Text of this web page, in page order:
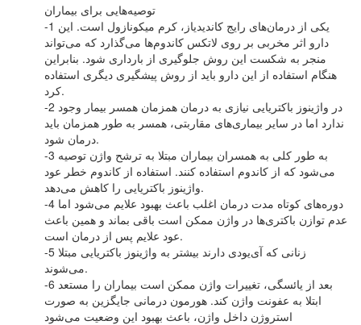
توصیه‌هایی برای بیماران
-1 یکی از درمان‌های رایج کاندیدیاز، کرم میکونازول است. این
دارو اثر مخربی بر روی لاتکس کاندوم‌ها می‌گذارد که می‌تواند
منجر به شکست این روش جلوگیری از بارداری شود. بنابراین
هنگام استفاده از این دارو باید از روش پیشگیری دیگری استفاده
کرد.
-2 در واژینوز باکتریایی نیازی به درمان همزمان همسر بیمار وجود
ندارد اما در سایر بیماری‌های مقاربتی، همسر به طور همزمان باید
درمان شود.
-3 به طور کلی به همسران بیماران مبتلا به ترشح واژن توصیه
می‌شود که از کاندوم استفاده کنند. استفاده از کاندوم خطر عود
واژینوز باکتریایی را کاهش می‌دهد.
-4 دوره‌های کوتاه مدت درمان اغلب باعث بهبود علایم می‌شود اما
عدم توازن باکتری‌ها در واژن ممکن است باقی بماند و همین باعث
عود علایم پس از درمان است.
-5 زنانی که آی‌یودی دارند بیشتر به واژینوز باکتریایی مبتلا
می‌شوند.
-6 بعد از یائسگی، تغییرات واژن ممکن است بیماران را مستعد
ابتلا به عفونت واژن کند. هورمون درمانی جایگزین به صورت
استروژن داخل واژن، باعث بهبود این وضعیت می‌شود